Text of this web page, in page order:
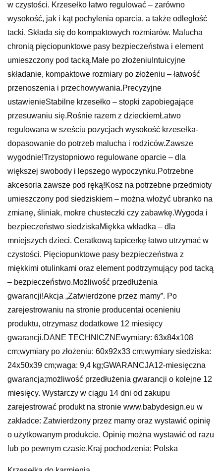
w czystości. Krzesełko łatwo regulować – zarówno
wysokość, jak i kąt pochylenia oparcia, a także odległość
tacki. Składa się do kompaktowych rozmiarów. Malucha
chronią pięciopunktowe pasy bezpieczeństwa i element
umieszczony pod tacką.Małe po złożeniuIntuicyjne
składanie, kompaktowe rozmiary po złożeniu – łatwość
przenoszenia i przechowywania.Precyzyjne
ustawienieStabilne krzesełko – stopki zapobiegające
przesuwaniu się.Rośnie razem z dzieckiemŁatwo
regulowana w sześciu pozycjach wysokość krzesełka-
dopasowanie do potrzeb malucha i rodziców.Zawsze
wygodnie!Trzystopniowo regulowane oparcie – dla
większej swobody i lepszego wypoczynku.Potrzebne
akcesoria zawsze pod ręką!Kosz na potrzebne przedmioty
umieszczony pod siedziskiem – można włożyć ubranko na
zmianę, śliniak, mokre chusteczki czy zabawkę.Wygoda i
bezpieczeństwo siedziskaMiękka wkładka – dla
mniejszych dzieci. Ceratkową tapicerkę łatwo utrzymać w
czystości. Pięciopunktowe pasy bezpieczeństwa z
miękkimi otulinkami oraz element podtrzymujący pod tacką
– bezpieczeństwo.Możliwość przedłużenia
gwarancji!Akcja „Zatwierdzone przez mamy”. Po
zarejestrowaniu na stronie producentai ocenieniu
produktu, otrzymasz dodatkowe 12 miesięcy
gwarancji.DANE TECHNICZNEwymiary: 63x84x108
cm;wymiary po złożeniu: 60x92x33 cm;wymiary siedziska:
24x50x39 cm;waga: 9,4 kg;GWARANCJA12-miesięczna
gwarancja;możliwość przedłużenia gwarancji o kolejne 12
miesięcy. Wystarczy w ciągu 14 dni od zakupu
zarejestrować produkt na stronie www.babydesign.eu w
zakładce: Zatwierdzony przez mamy oraz wystawić opinię
o użytkowanym produkcie. Opinię można wystawić od razu
lub po pewnym czasie.Kraj pochodzenia: Polska